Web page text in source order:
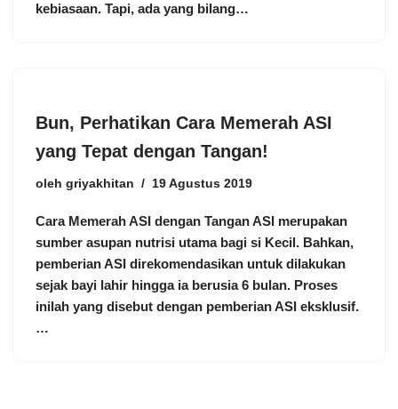
kebiasaan. Tapi, ada yang bilang…
Bun, Perhatikan Cara Memerah ASI
yang Tepat dengan Tangan!
oleh griyakhitan 19 Agustus 2019
Cara Memerah ASI dengan Tangan ASI merupakan
sumber asupan nutrisi utama bagi si Kecil. Bahkan,
pemberian ASI direkomendasikan untuk dilakukan
sejak bayi lahir hingga ia berusia 6 bulan. Proses
inilah yang disebut dengan pemberian ASI eksklusif.
…